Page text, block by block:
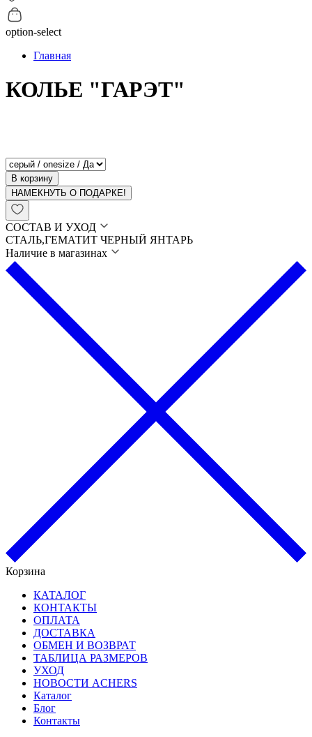
option-select
Главная
КОЛЬЕ "ГАРЭТ"
В корзину
НАМЕКНУТЬ О ПОДАРКЕ!
СОСТАВ И УХОД
СТАЛЬ,ГЕМАТИТ ЧЕРНЫЙ ЯНТАРЬ
Наличие в магазинах
Корзина
КАТАЛОГ
КОНТАКТЫ
ОПЛАТА
ДОСТАВКА
ОБМЕН И ВОЗВРАТ
ТАБЛИЦА РАЗМЕРОВ
УХОД
НОВОСТИ ACHERS
Каталог
Блог
Контакты